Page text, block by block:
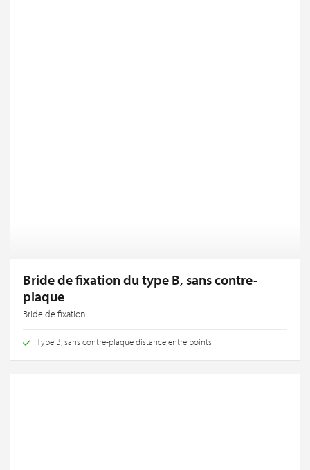
Bride de fixation du type B, sans contre-
plaque
Bride de fixation
Type B, sans contre-plaque distance entre points